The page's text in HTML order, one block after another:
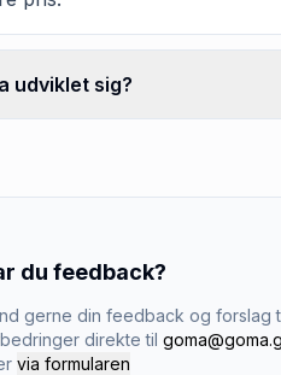
udviklet sig?
du feedback?
gerne din feedback og forslag
direkte til
via formularen